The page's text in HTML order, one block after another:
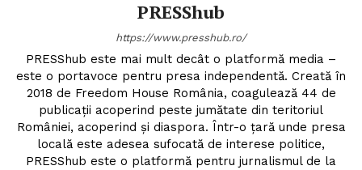
PRESShub
https://www.presshub.ro/
PRESShub este mai mult decât o platformă media –
este o portavoce pentru presa independentă. Creată în
2018 de Freedom House România, coagulează 44 de
publicații acoperind peste jumătate din teritoriul
României, acoperind și diaspora. Într-o țară unde presa
locală este adesea sufocată de interese politice,
PRESShub este o platformă pentru jurnalismul de la